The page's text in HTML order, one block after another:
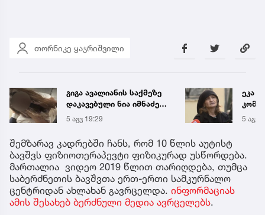
თორნიკე ყაჯრიშვილი
ეკა კუპატაძის პირველი
კომენტარი ნია იმნაძის
დაკავების შემდეგ
5 აგვ 19:20 5 აგვ
შემზარავ კადრებში ჩანს, რომ 10 წლის აუტისტ
ბავშვს ფიზიოთერაპევტი ფიზიკურად უსწორდება.
მართალია ვიდეო 2019 წლით თარიღდება, თუმცა
საბერძნეთის ბავშვთა ერთ-ერთი სამკურნალო
ცენტრიდან ახლახან გავრცელდა. ინფორმაციას
ამის შესახებ ბერძნული მედია ავრცელებს.